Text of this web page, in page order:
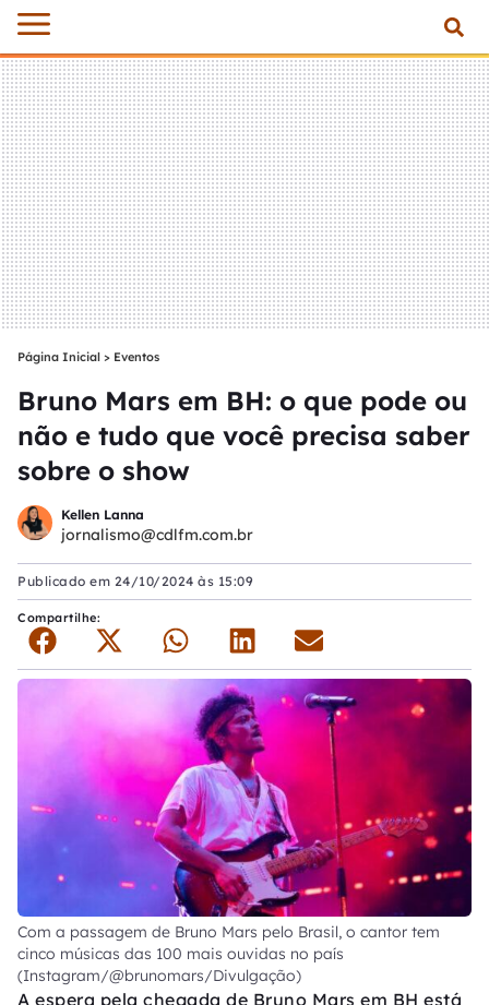
Página Inicial > Eventos
Bruno Mars em BH: o que pode ou
não e tudo que você precisa saber
sobre o show
Kellen Lanna
jornalismo@cdlfm.com.br
Publicado em 24/10/2024 às 15:09
Compartilhe:
Com a passagem de Bruno Mars pelo Brasil, o cantor tem
cinco músicas das 100 mais ouvidas no país
(Instagram/@brunomars/Divulgação)
A espera pela chegada de Bruno Mars em BH está